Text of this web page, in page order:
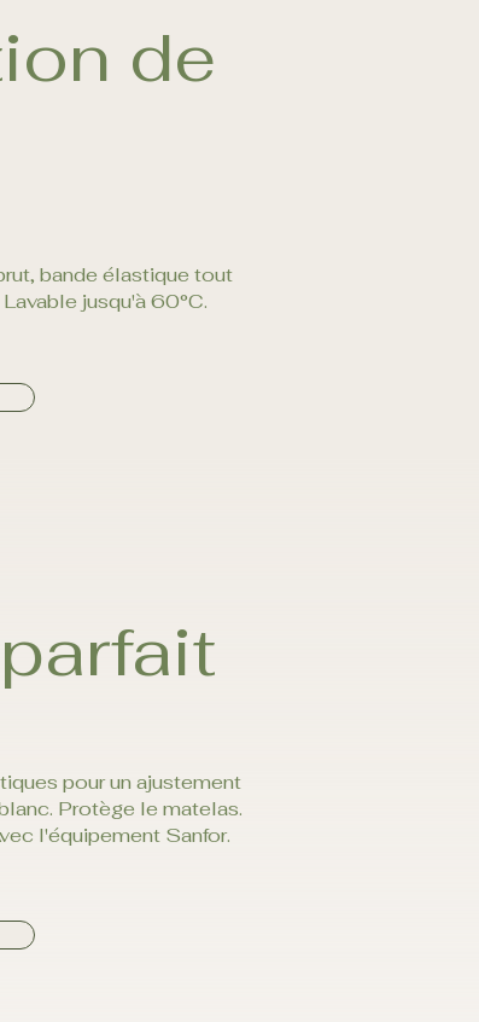
de
bande élastique tout
jusqu'à 60°C.
pour un ajustement
Protège le matelas.
l'équipement Sanfor.